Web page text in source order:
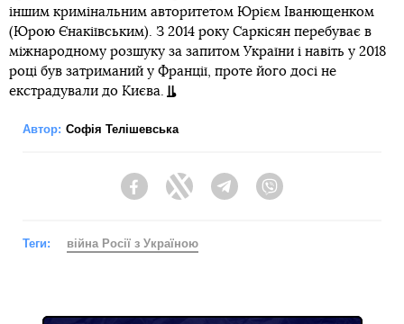
іншим кримінальним авторитетом Юрієм Іванющенком
(Юрою Єнакіївським). З 2014 року Саркісян перебуває в
міжнародному розшуку за запитом України і навіть у 2018
році був затриманий у Франції, проте його досі не
екстрадували до Києва.
Автор: Софія Телішевська
FacebookTwitter Telegram
Теги: війна Росії з Україною